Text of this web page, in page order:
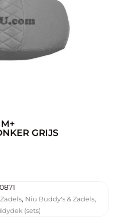
GRIJS
, Niu Buddy's & Zadels,
(sets)